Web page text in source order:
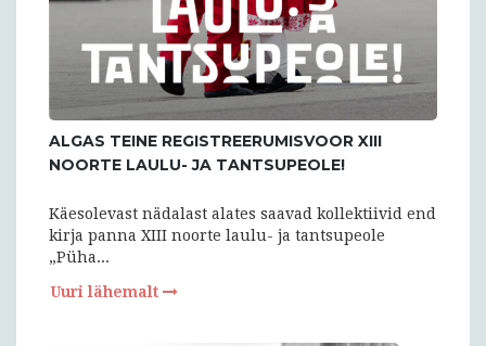
ALGAS TEINE REGISTREERUMISVOOR XIII
NOORTE LAULU- JA TANTSUPEOLE!
Käesolevast nädalast alates saavad kollektiivid end
kirja panna XIII noorte laulu- ja tantsupeole
„Püha...
Uuri lähemalt